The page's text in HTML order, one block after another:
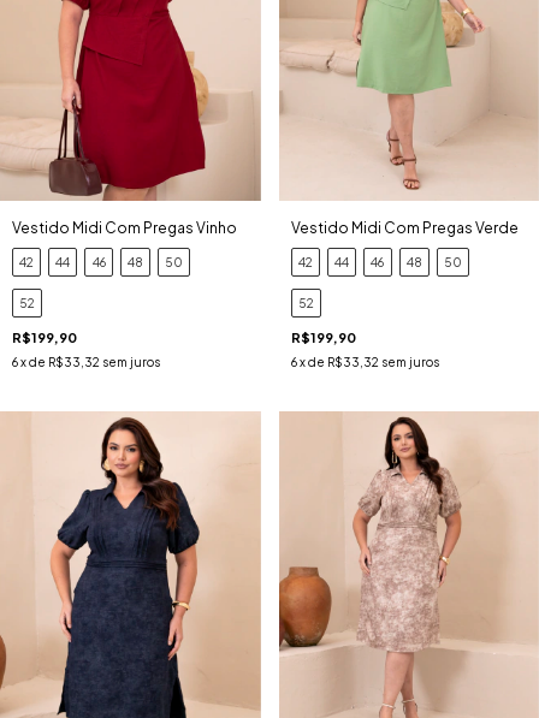
Vestido Midi Com Pregas Vinho
42 44 46 48 50
52
R$199,90
6x de R$33,32 sem juros
Vestido Midi Com Pregas Verde
42 44 46 48 50
52
R$199,90
6 x de R$33,32 sem juros